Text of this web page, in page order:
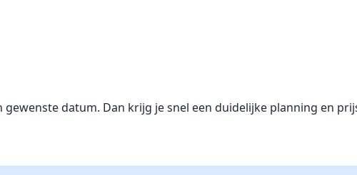
gewenste datum. Dan krijg je snel een duidelijke planning en